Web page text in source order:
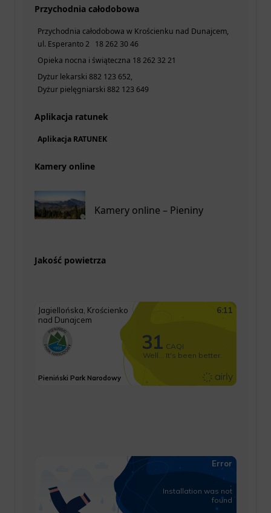
Przychodnia całodobowa
Przychodnia całodobowa w Krościenku nad Dunajcem,
ul. Esperanto 2 18 262 30 46
Opieka nocna i świąteczna 18 262 32 21
Dyżur lekarski 882 123 652,
Dyżur pielęgniarski 882 123 649
Aplikacja ratunek
Aplikacja RATUNEK
Kamery online
Kamery online – Pieniny
Jakość powietrza